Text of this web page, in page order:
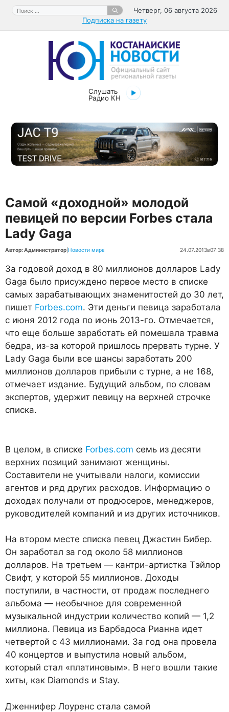
Перейти
содержимому
Поиск:
Четверг, 06 августа 2026
Подписка на газету
Слушать
Радио КН
Самой «доходной» молодой
певицей по версии Forbes стала
Lady Gaga
Автор: Администратор Новости мира 24.07.2013в07:38
За годовой доход в 80 миллионов долларов Lady
Gaga было присуждено первое место в списке
самых зарабатывающих знаменитостей до 30 лет,
пишет Forbes.com. Эти деньги певица заработала
с июня 2012 года по июнь 2013-го. Отмечается,
что еще больше заработать ей помешала травма
бедра, из-за которой пришлось прервать турне. У
Lady Gaga были все шансы заработать 200
миллионов долларов прибыли с турне, а не 168,
отмечает издание. Будущий альбом, по словам
экспертов, удержит певицу на верхней строчке
списка.
В целом, в списке Forbes.com семь из десяти
верхних позиций занимают женщины.
Составители не учитывали налоги, комиссии
агентов и ряд других расходов. Информацию о
доходах получали от продюсеров, менеджеров,
руководителей компаний и из других источников.
На втором месте списка певец Джастин Бибер.
Он заработал за год около 58 миллионов
долларов. На третьем — кантри-артистка Тэйлор
Свифт, у которой 55 миллионов. Доходы
поступили, в частности, от продаж последнего
альбома — необычное для современной
музыкальной индустрии количество копий — 1,2
миллиона. Певица из Барбадоса Рианна идет
четвертой с 43 миллионами. За год она провела
40 концертов и выпустила новый альбом,
который стал «платиновым». В него вошли такие
хиты, как Diamonds и Stay.
Дженнифер Лоуренс стала самой